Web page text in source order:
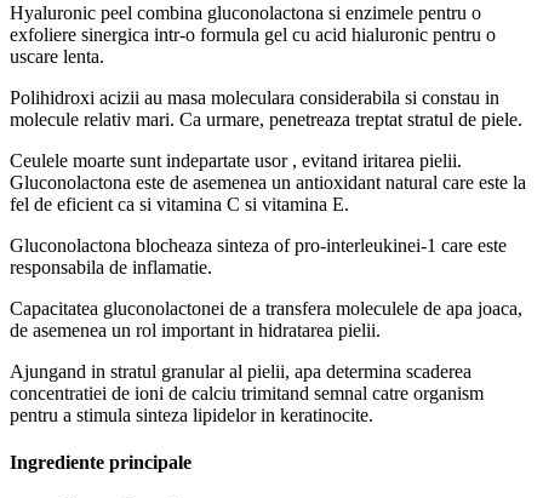
Hyaluronic peel combina gluconolactona si enzimele pentru o
exfoliere sinergica intr-o formula gel cu acid hialuronic pentru o
uscare lenta.
Polihidroxi acizii au masa moleculara considerabila si constau in
molecule relativ mari. Ca urmare, penetreaza treptat stratul de piele.
Ceulele moarte sunt indepartate usor , evitand iritarea pielii.
Gluconolactona este de asemenea un antioxidant natural care este la
fel de eficient ca si vitamina C si vitamina E.
Gluconolactona blocheaza sinteza of pro-interleukinei-1 care este
responsabila de inflamatie.
Capacitatea gluconolactonei de a transfera moleculele de apa joaca,
de asemenea un rol important in hidratarea pielii.
Ajungand in stratul granular al pielii, apa determina scaderea
concentratiei de ioni de calciu trimitand semnal catre organism
pentru a stimula sinteza lipidelor in keratinocite.
Ingrediente principale